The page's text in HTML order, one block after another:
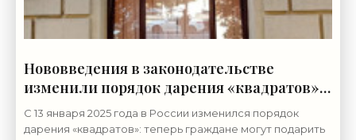
Нововведения в законодательстве
изменили порядок дарения «квадратов»:
только через нотариуса -
«Недвижимость»
С 13 января 2025 года в России изменился порядок
дарения «квадратов»: теперь граждане могут подарить